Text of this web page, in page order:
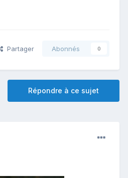
Partager Abonnés 0
Répondre à ce sujet